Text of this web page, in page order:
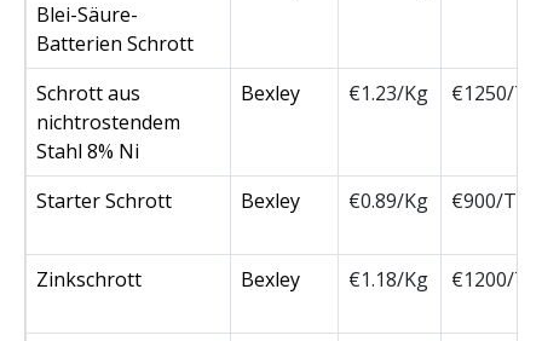
Blei-Säure-
Batterien Schrott
Schrott aus
nichtrostendem
Stahl 8% Ni
Bexley €1.23/Kg €1250/
Starter Schrott Bexley €0.89/Kg €900/Ton
Zinkschrott Bexley €1.18/Kg €1200/